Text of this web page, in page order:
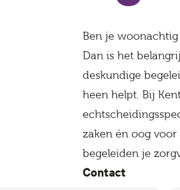
Ben je
Dan is het
deskundige
heen helpt. Bij
zaken én oog
begeleiden je
Contact